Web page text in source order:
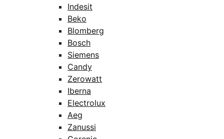
Indesit
Beko
Blomberg
Bosch
Siemens
Candy
Zerowatt
Iberna
Electrolux
Aeg
Zanussi